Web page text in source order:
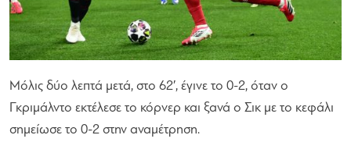
Μόλις δύο λεπτά μετά, στο 62′, έγινε το 0-2, όταν ο
Γκριμάλντο εκτέλεσε το κόρνερ και ξανά ο Σικ με το κεφάλι
σημείωσε το 0-2 στην αναμέτρηση.